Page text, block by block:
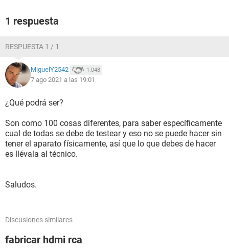
1 respuesta
RESPUESTA 1 / 1
MiguelY2542 1.048
7 ago 2021 a las 19:01
¿Qué podrá ser?
Son como 100 cosas diferentes, para saber específicamente
cual de todas se debe de testear y eso no se puede hacer sin
tener el aparato físicamente, así que lo que debes de hacer
es llévala al técnico.
Saludos.
Discusiones similares
fabricar hdmi rca